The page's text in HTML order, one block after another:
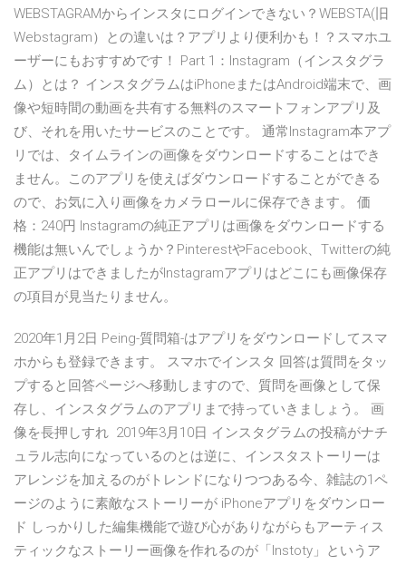
WEBSTAGRAMからインスタにログインできない？WEBSTA(旧
Webstagram）との違いは？アプリより便利かも！？スマホユ
ーザーにもおすすめです！ Part 1：Instagram（インスタグラ
ム）とは？ インスタグラムはiPhoneまたはAndroid端末で、画
像や短時間の動画を共有する無料のスマートフォンアプリ及
び、それを用いたサービスのことです。 通常Instagram本アプ
リでは、タイムラインの画像をダウンロードすることはでき
ません。このアプリを使えばダウンロードすることができる
ので、お気に入り画像をカメラロールに保存できます。 価
格：240円 Instagramの純正アプリは画像をダウンロードする
機能は無いんでしょうか？PinterestやFacebook、Twitterの純
正アプリはできましたがInstagramアプリはどこにも画像保存
の項目が見当たりません。
2020年1月2日 Peing-質問箱-はアプリをダウンロードしてスマ
ホからも登録できます。 スマホでインスタ 回答は質問をタッ
プすると回答ページへ移動しますので、質問を画像として保
存し、インスタグラムのアプリまで持っていきましょう。 画
像を長押しすれ 2019年3月10日 インスタグラムの投稿がナチ
ュラル志向になっているのとは逆に、インスタストーリーは
アレンジを加えるのがトレンドになりつつある今、雑誌の1ペ
ージのように素敵なストーリーが iPhoneアプリをダウンロー
ド しっかりした編集機能で遊び心がありながらもアーティス
ティックなストーリー画像を作れるのが「Instoty」というア